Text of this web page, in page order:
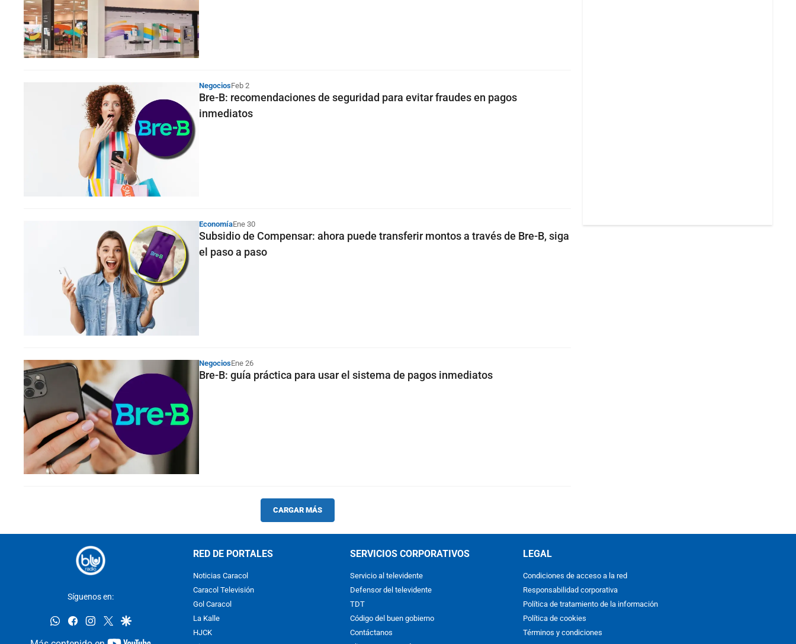
NegociosFeb 2
Bre-B: recomendaciones de seguridad para evitar fraudes en pagos
inmediatos
EconomíaEne 30
Subsidio de Compensar: ahora puede transferir montos a través de Bre-B, siga
el paso a paso
NegociosEne 26
Bre-B: guía práctica para usar el sistema de pagos inmediatos
CARGAR MÁS
Síguenos en:
whatsappfacebookinstagram
twittergoogle
RED DE PORTALES
Noticias Caracol
Caracol Televisión
Gol Caracol
La Kalle
HJCK
SERVICIOS CORPORATIVOS
Servicio al televidente
Defensor del televidente
TDT
Código del buen gobierno
Contáctanos
LEGAL
Condiciones de acceso a la red
Responsabilidad corporativa
Política de tratamiento de la información
Política de cookies
Términos y condiciones